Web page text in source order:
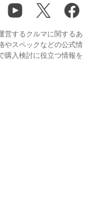
営するクルマに関するあ
やスペックなどの公式情
購入検討に役立つ情報を